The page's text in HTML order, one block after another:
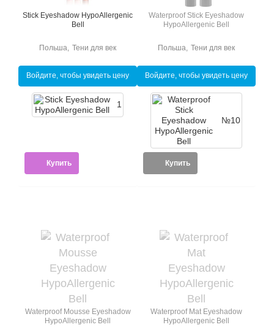
Stick Eyeshadow HypoAllergenic
Bell
Тени для век
Польша
Войдите, чтобы увидеть цену
1
Купить
Waterproof Stick Eyeshadow
HypoAllergenic Bell
Тени для век
Польша
Войдите, чтобы увидеть цену
№10
Купить
Waterproof Mousse Eyeshadow
HypoAllergenic Bell
Waterproof Mat Eyeshadow
HypoAllergenic Bell